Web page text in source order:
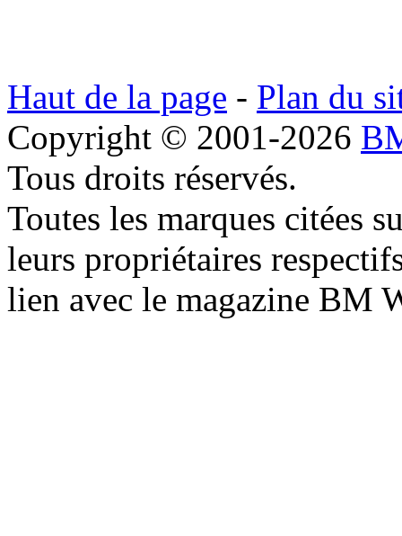
Haut de la page - Plan du
Copyright © 2001-2026
Tous droits réservés.
Toutes les marques citées
leurs propriétaires
lien avec le magazine BM